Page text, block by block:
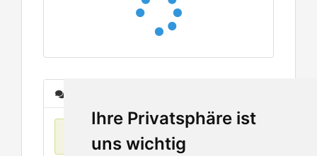
Ihre Privatsphäre ist
uns wichtig
No items found